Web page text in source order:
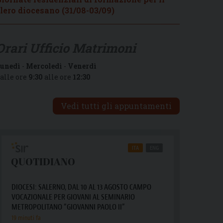
diocesano (31/08-03/09)
- Mercoledì - Venerdì
ore 9:30 alle ore 12:30
Vedi tutti gli appuntamenti